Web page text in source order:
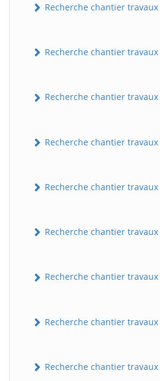
Recherche chantier travaux
Recherche chantier
Recherche chantier
Recherche chantier
Recherche chantier travaux
Recherche chantier travaux
Recherche chantier travaux
Recherche chantier
Recherche chantier